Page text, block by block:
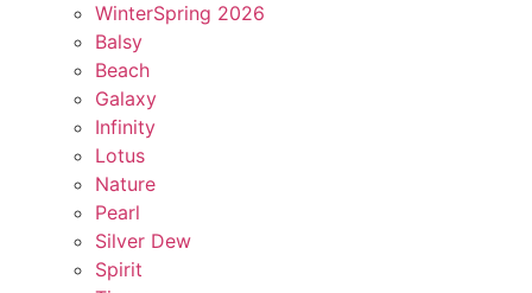
WinterSpring 2026
Balsy
Beach
Galaxy
Infinity
Lotus
Nature
Pearl
Silver Dew
Spirit